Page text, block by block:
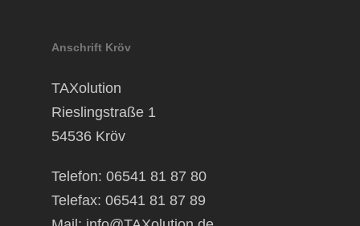
Anschrift Kröv
TAXolution
Rieslingstraße 1
54536 Kröv
Telefon: 06541 81 87 80
Telefax: 06541 81 87 89